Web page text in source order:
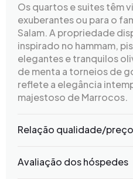
Os quartos e suites têm
exuberantes ou para o
Salam. A propriedade
inspirado no hammam,
elegantes e tranquilos
de menta a torneios de
reflete a elegância
majestoso de Marrocos.
Relação qualidade/preço
Avaliação dos hóspedes